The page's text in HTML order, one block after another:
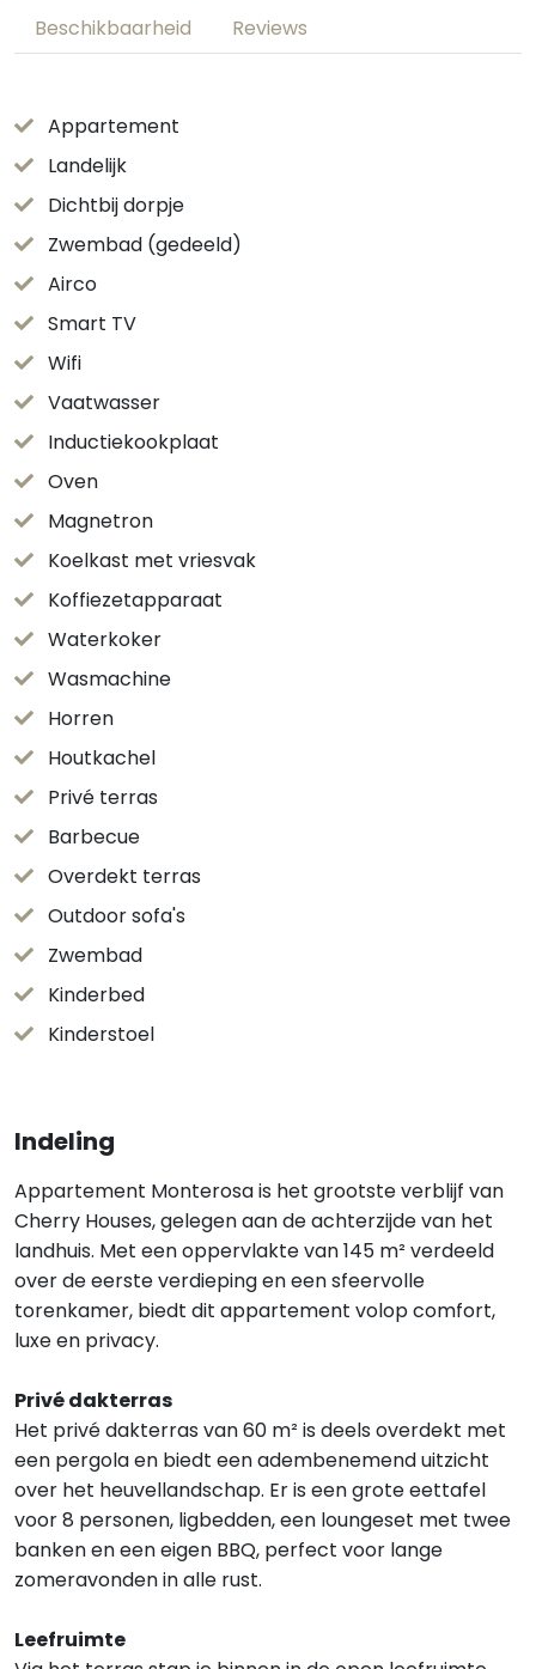
Beschikbaarheid Reviews
Appartement
Landelijk
Dichtbij dorpje
Zwembad (gedeeld)
Airco
Smart TV
Wifi
Vaatwasser
Inductiekookplaat
Oven
Magnetron
Koelkast met vriesvak
Koffiezetapparaat
Waterkoker
Wasmachine
Horren
Houtkachel
Privé terras
Barbecue
Overdekt terras
Outdoor sofa's
Zwembad
Kinderbed
Kinderstoel
Indeling
Appartement Monterosa is het grootste verblijf van
Cherry Houses, gelegen aan de achterzijde van het
landhuis. Met een oppervlakte van 145 m² verdeeld
over de eerste verdieping en een sfeervolle
torenkamer, biedt dit appartement volop comfort,
luxe en privacy.
Privé dakterras
Het privé dakterras van 60 m² is deels overdekt met
een pergola en biedt een adembenemend uitzicht
over het heuvellandschap. Er is een grote eettafel
voor 8 personen, ligbedden, een loungeset met twee
banken en een eigen BBQ, perfect voor lange
zomeravonden in alle rust.
Leefruimte